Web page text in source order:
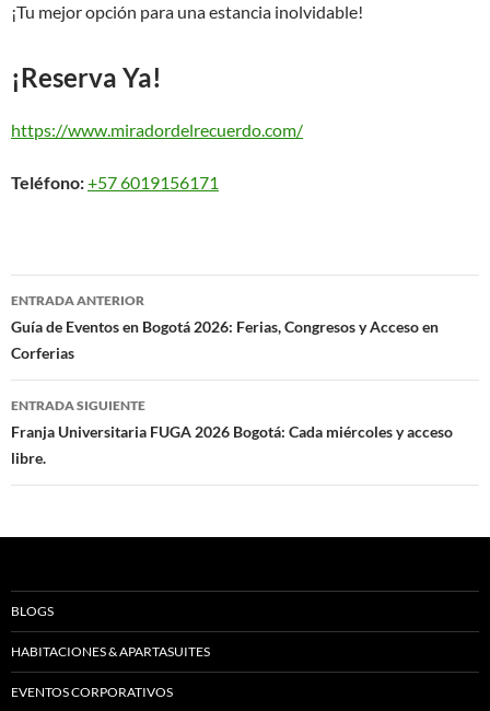
¡Tu mejor opción para una estancia inolvidable!
¡Reserva Ya!
https://www.miradordelrecuerdo.com/
Teléfono:+57 6019156171
Navegación
de
entradas
ENTRADA ANTERIOR
Guía de Eventos en Bogotá 2026: Ferias, Congresos y Acceso en
Corferias
ENTRADA SIGUIENTE
Franja Universitaria FUGA 2026 Bogotá: Cada miércoles y acceso
libre.
BLOGS
HABITACIONES & APARTASUITES
EVENTOS CORPORATIVOS